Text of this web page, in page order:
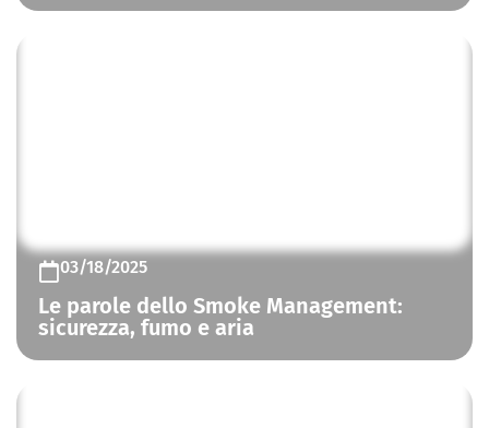
03/18/2025
Le parole dello Smoke Management:
sicurezza, fumo e aria